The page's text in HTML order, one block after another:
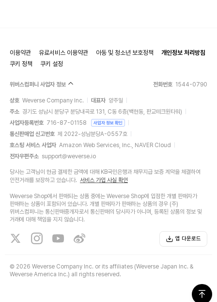
이용약관 유료서비스 이용약관 아동 및 청소년 보호정책
개인정보 처리방침
쿠키 정책
쿠키 설정
위버스컴퍼니 사업자 정보 전화번호 1544-0790
상호 Weverse Company Inc. 대표자 양주일
주소 경기도 성남시 분당구 분당내곡로 131, C동 6층(백현동, 판교테크원타워)
사업자등록번호 716-87-01158 사업자 정보 확인
통신판매업 신고번호 제 2022-성남분당A-0557호
호스팅 서비스 사업자 Amazon Web Services, Inc., NAVER Cloud
전자우편주소 support@weverse.io
당사는 고객님이 현금 결제한 금액에 대해 KB국민은행과 채무지급 보증 계약을 체결하여
안전거래를 보장하고 있습니다. 서비스 가입 사실 확인
Weverse Shop에서 판매되는 상품 중에는 Weverse Shop에 입점한 개별 판매자가
판매하는 상품이 포함되어 있습니다. 개별 판매자가 판매하는 상품의 경우 (주)
위버스컴퍼니는 통신판매중개자로서 통신판매의 당사자가 아니며, 등록된 상품의 정보 및
거래에 대해 책임을 지지 않습니다.
앱 다운로드
© 2026 Weverse Company Inc. or its affiliates (Weverse Japan Inc. &
Weverse America Inc.) all rights reserved.